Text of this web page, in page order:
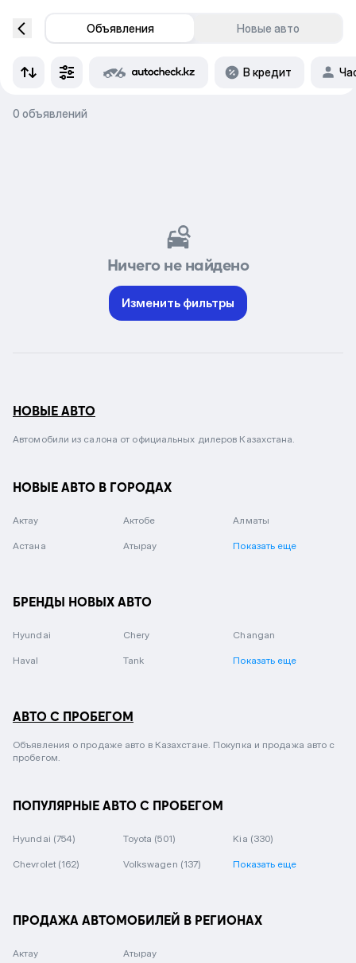
Объявления Новые авто
В кредит
0 объявлений
Ничего не найдено
Изменить фильтры
НОВЫЕ АВТО
Автомобили из салона от официальных дилеров Казахстана.
НОВЫЕ АВТО В ГОРОДАХ
Актау Актобе Алматы
Астана Атырау Показать еще
БРЕНДЫ НОВЫХ АВТО
Hyundai Chery Changan
Haval Tank Показать еще
АВТО С ПРОБЕГОМ
Объявления о продаже авто в Казахстане. Покупка и продажа авто с
пробегом.
ПОПУЛЯРНЫЕ АВТО С ПРОБЕГОМ
Hyundai (754) Toyota (501) Kia (330)
Chevrolet (162) Volkswagen (137) Показать еще
ПРОДАЖА АВТОМОБИЛЕЙ В РЕГИОНАХ
Актау Атырау